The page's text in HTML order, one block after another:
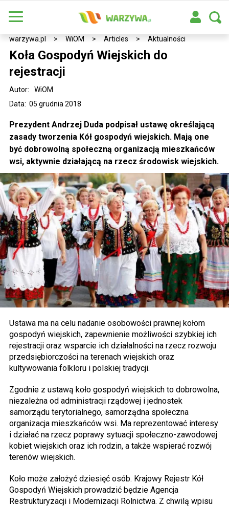
warzywa.pl > WiOM > Articles > Aktualności
Koła Gospodyń Wiejskich do
rejestracji
Data: 05 grudnia 2018
Autor: WiOM
Prezydent Andrzej Duda podpisał ustawę określającą
zasady tworzenia Kół gospodyń wiejskich. Mają one
być dobrowolną społeczną organizacją mieszkańców
wsi, aktywnie działającą na rzecz środowisk wiejskich.
Ustawa ma na celu nadanie osobowości prawnej kołom
gospodyń wiejskich, zapewnienie możliwości szybkiej ich
rejestracji oraz wsparcie ich działalności na rzecz rozwoju
przedsiębiorczości na terenach wiejskich oraz
kultywowania folkloru i polskiej tradycji.
Zgodnie z ustawą koło gospodyń wiejskich to dobrowolna,
niezależna od administracji rządowej i jednostek
samorządu terytorialnego, samorządna społeczna
organizacja mieszkańców wsi. Ma reprezentować interesy
i działać na rzecz poprawy sytuacji społeczno-zawodowej
kobiet wiejskich oraz ich rodzin, a także wspierać rozwój
terenów wiejskich.
Koło może założyć dziesięć osób. Krajowy Rejestr Kół
Gospodyń Wiejskich prowadzić będzie Agencja
Restrukturyzacji i Modernizacji Rolnictwa. Z chwilą wpisu